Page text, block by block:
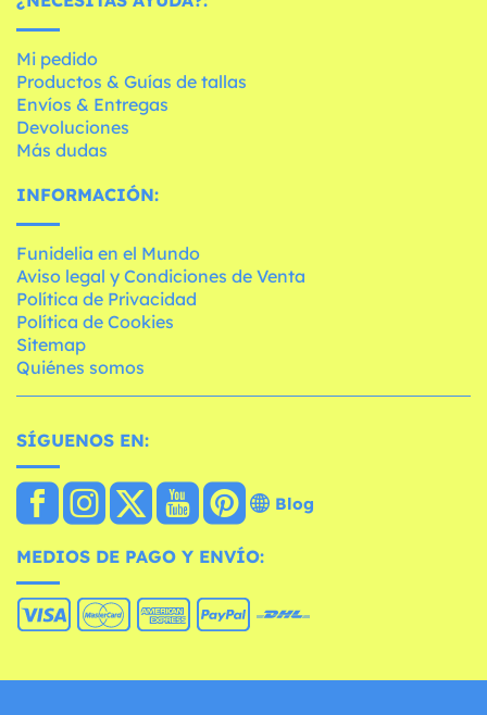
Mi pedido
Productos & Guías de tallas
Envíos & Entregas
Devoluciones
Más dudas
INFORMACIÓN:
Funidelia en el Mundo
Aviso legal y Condiciones de Venta
Política de Privacidad
Política de Cookies
Sitemap
Quiénes somos
SÍGUENOS EN:
Blog
MEDIOS DE PAGO Y ENVÍO: